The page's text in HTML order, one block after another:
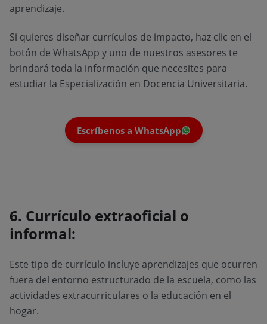
aprendizaje.
Si quieres diseñar currículos de impacto, haz clic en el
botón de WhatsApp y uno de nuestros asesores te
brindará toda la información que necesites para
estudiar la Especialización en Docencia Universitaria.
Escríbenos a WhatsApp
6. Currículo extraoficial o
informal:
Este tipo de currículo incluye aprendizajes que ocurren
fuera del entorno estructurado de la escuela, como las
actividades extracurriculares o la educación en el
hogar.